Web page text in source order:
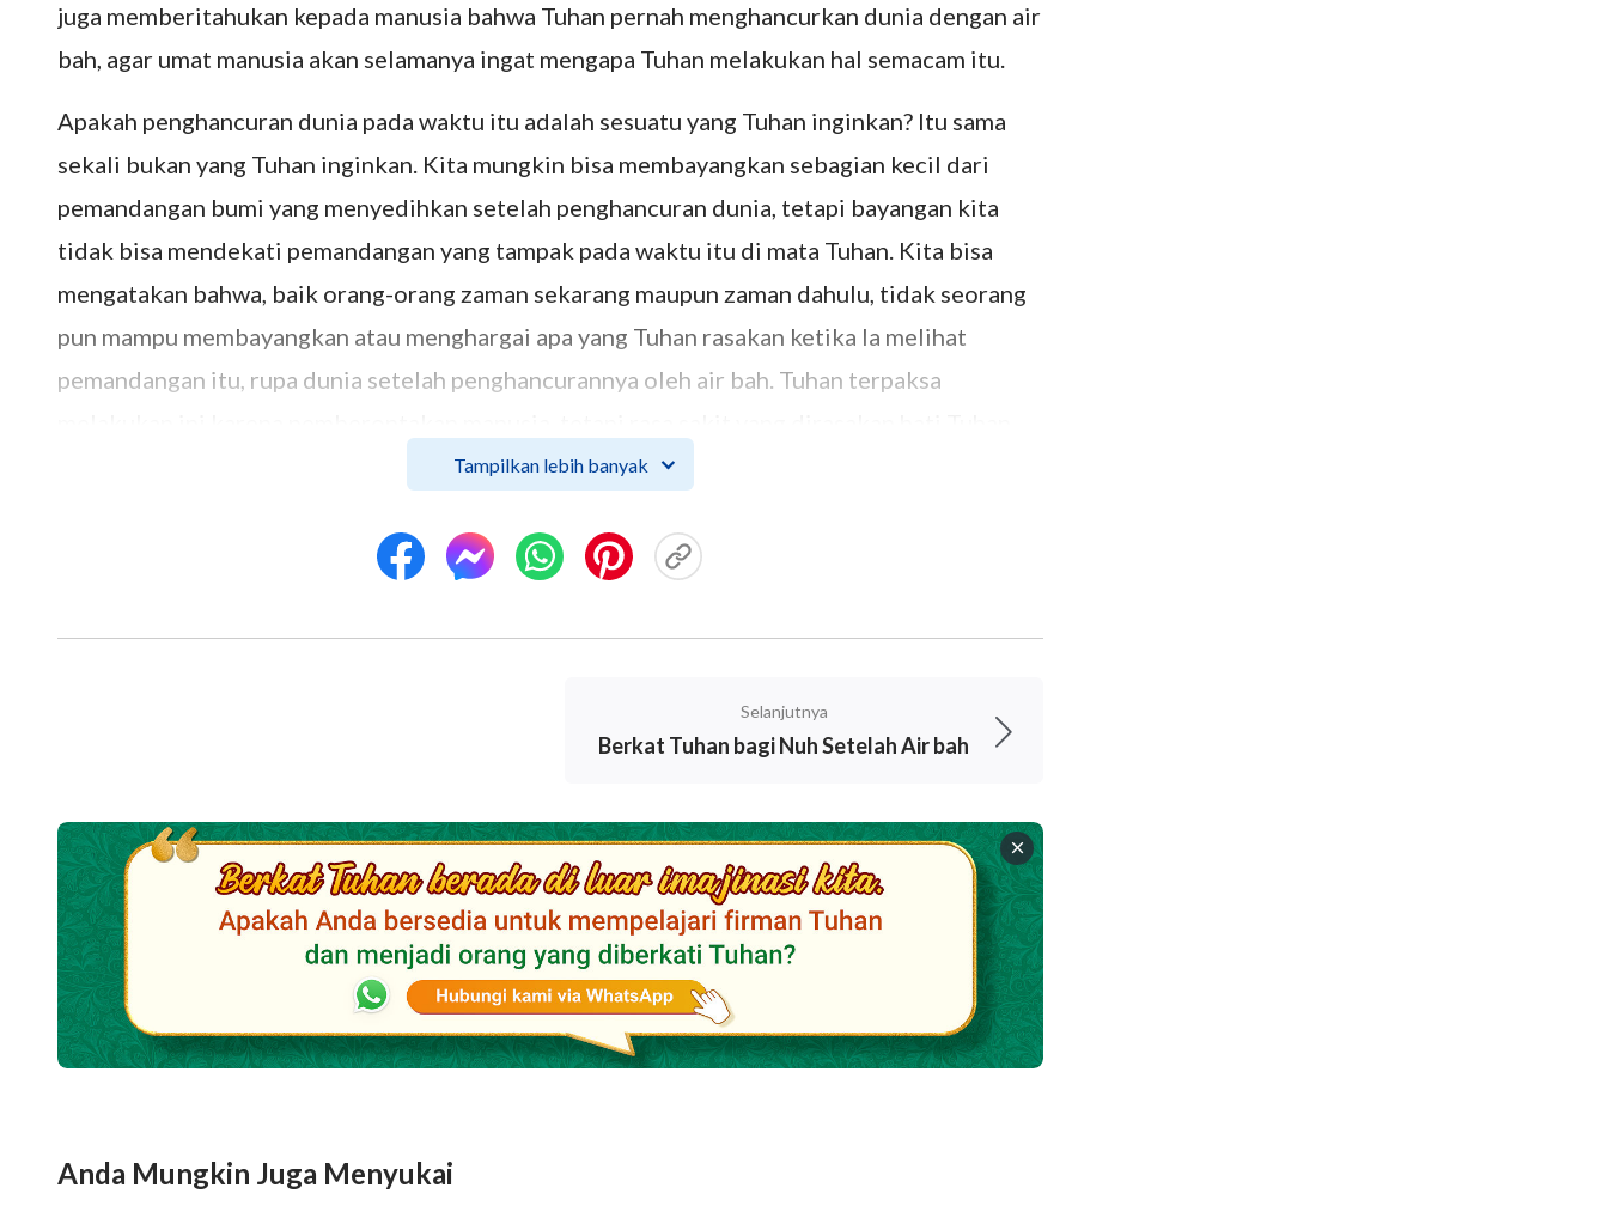
juga memberitahukan kepada manusia bahwa Tuhan pernah menghancurkan dunia dengan air
bah, agar umat manusia akan selamanya ingat mengapa Tuhan melakukan hal semacam itu.
Apakah penghancuran dunia pada waktu itu adalah sesuatu yang Tuhan inginkan? Itu sama
sekali bukan yang Tuhan inginkan. Kita mungkin bisa membayangkan sebagian kecil dari
pemandangan bumi yang menyedihkan setelah penghancuran dunia, tetapi bayangan kita
tidak bisa mendekati pemandangan yang tampak pada waktu itu di mata Tuhan. Kita bisa
mengatakan bahwa, baik orang-orang zaman sekarang maupun zaman dahulu, tidak seorang
pun mampu membayangkan atau menghargai apa yang Tuhan rasakan ketika Ia melihat
pemandangan itu, rupa dunia setelah penghancurannya oleh air bah. Tuhan terpaksa
akibat kehancuran dunia oleh air bah ini adalah sebuah kenyataan yang tidak dapat dipahami
manusia, yang melaluinya, Ia bertujuan untuk memberitahukan kepada manusia untuk
mereka bahwa Tuhan tidak akan pernah menghancurkan dunia dengan cara seperti itu lagi.
menghancurkan umat manusia ini. Dalam bahasa manusia, ketika Tuhan menghancurkan umat
manusia dan menyaksikan umat manusia lenyap, hati-Nya meratap dan berdarah. Bukankah
melukiskan emosi manusia, tetapi karena bahasa manusia terlalu kurang, menggunakan kata-
kata tersebut untuk menggambarkan perasaan dan emosi Tuhan tidaklah terlalu buruk bagi-
Ku, dan juga tidak terlalu berlebihan. Setidaknya, itu memberimu pemahaman yang sangat
jelas dan sangat tepat tentang bagaimana suasana hati Tuhan pada waktu itu. Apa yang akan
engkau pikirkan sekarang ketika engkau semua melihat pelangi lagi? Setidaknya, engkau
akan mengingat betapa Tuhan pernah begitu berduka karena menghancurkan dunia dengan
umat manusia ini, ketika Ia menghancurkan umat manusia yang Ia ciptakan dengan tangan-
Nya sendiri, hati-Nya sangat terluka, bergumul untuk melepaskan, merasa enggan, dan
Tampilkan lebih banyak
Selanjutnya
Berkat Tuhan bagi Nuh Setelah Air bah
Anda Mungkin Juga Menyukai